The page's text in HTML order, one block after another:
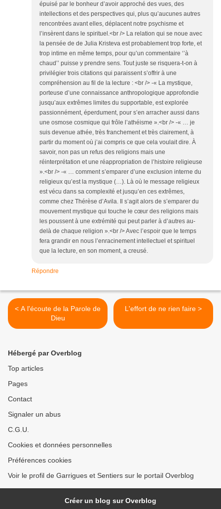
épuisé par le bonheur d’avoir approché des vues, des
intellections et des perspectives qui, plus qu’aucunes autres
rencontrées avant elles, déplacent notre psychisme et
l’insèrent dans le spirituel.<br /> La relation qui se noue avec
la pensée de de Julia Kristeva est probablement trop forte, et
trop intime en même temps, pour qu’un commentaire ‘’à
chaud’’ puisse y prendre sens. Tout juste se risquera-t-on à
privilégier trois citations qui paraissent s’offrir à une
compréhension au fil de la lecture : <br /> -« La mystique,
porteuse d’une connaissance anthropologique approfondie
jusqu’aux extrêmes limites du supportable, est explorée
passionnément, éperdument, pour s’en arracher aussi dans
une osmose cosmique qui frôle l’athéisme ».<br /> -« … je
suis devenue athée, très franchement et très clairement, à
partir du moment où j’ai compris ce que cela voulait dire. À
savoir, non pas un refus des religions mais une
réinterprétation et une réappropriation de l’histoire religieuse
».<br /> -« … comment s’emparer d’une exclusion interne du
religieux qu’est la mystique (…). Là où le message religieux
est vécu dans sa complexité et jusqu’en ces extrêmes,
comme chez Thérèse d’Avila. Il s’agit alors de s’emparer du
mouvement mystique qui touche le cœur des religions mais
les poussent à une extrémité qui peut parler à d’autres au-
delà de chaque religion ».<br /> Avec l’espoir que le temps
fera grandir en nous l’enracinement intellectuel et spirituel
que la lecture, en son moment, a creusé.
Répondre
< A l'écoute de la Parole de
Dieu
L'effort de ne rien faire >
Hébergé par Overblog
Top articles
Pages
Contact
Signaler un abus
C.G.U.
Cookies et données personnelles
Préférences cookies
Voir le profil de Garrigues et Sentiers sur le portail Overblog
Créer un blog sur Overblog